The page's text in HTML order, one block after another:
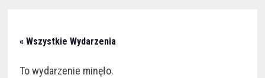
« Wszystkie Wydarzenia
To wydarzenie minęło.